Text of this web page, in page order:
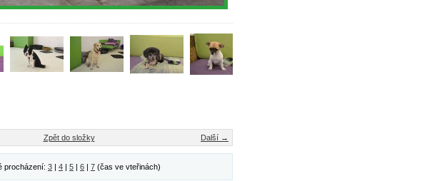
Další →
Zpět do složky
procházení: 3 | 4 | 5 | 6 | 7 (čas ve vteřinách)